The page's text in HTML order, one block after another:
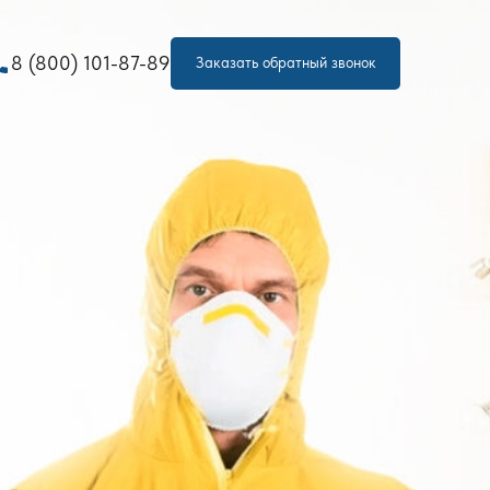
8 (800) 101-87-89 Заказать обратный звонок